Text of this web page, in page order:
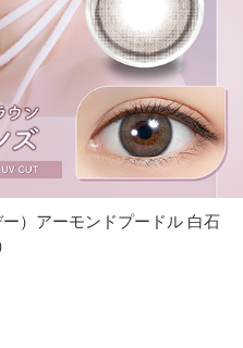
）アーモンドプードル 白石